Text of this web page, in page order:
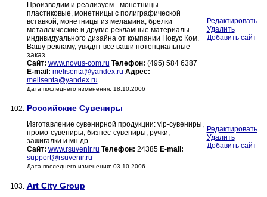
Производим и реализуем - монетницы
пластиковые, монетницы с полиграфической
вставкой, монетницы из меламина, брелки
металлические и другие рекламные материалы
индивидуального дизайна от компании Новус Ком.
Вашу рекламу, увидят все ваши потенциальные
заказ
Сайт: www.novus-com.ru Телефон: (495) 584 6387
E-mail: melisenta@yandex.ru Адрес:
melisenta@yandex.ru
Дата последнего изменения: 18.10.2006
Редактировать
Удалить
Добавить сайт
102. Российские Сувениры
Изготавление сувенирной продукции: vip-сувениры,
промо-сувениры, бизнес-сувениры, ручки,
зажигалки и мн.др.
Сайт: www.rsuvenir.ru Телефон: 24385 E-mail:
support@rsuvenir.ru
Дата последнего изменения: 03.10.2006
Редактировать
Удалить
Добавить сайт
103. Art City Group